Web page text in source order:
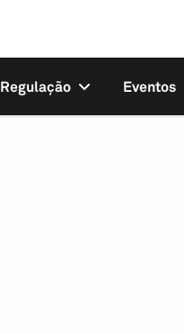
Regulação Eventos